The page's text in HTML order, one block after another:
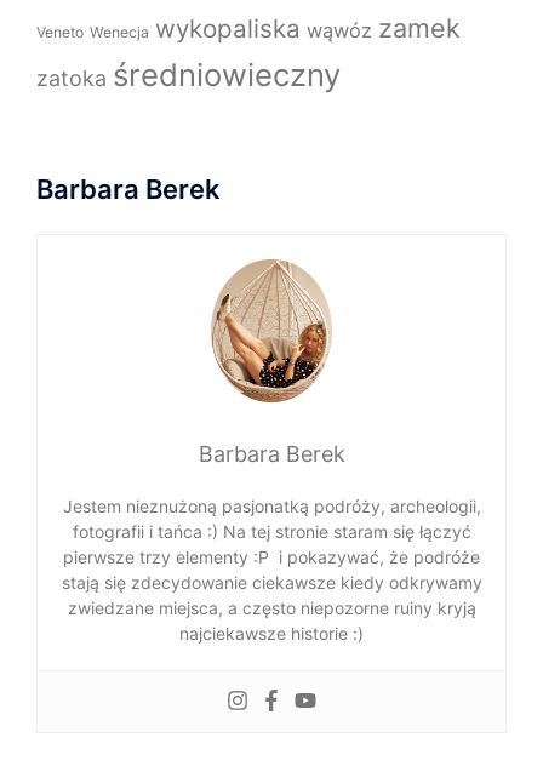
Veneto Wenecja wykopaliska wąwóz zamek
zatoka średniowieczny
Barbara Berek
Barbara Berek
Jestem nieznużoną pasjonatką podróży, archeologii,
fotografii i tańca :) Na tej stronie staram się łączyć
pierwsze trzy elementy :P i pokazywać, że podróże
stają się zdecydowanie ciekawsze kiedy odkrywamy
zwiedzane miejsca, a często niepozorne ruiny kryją
najciekawsze historie :)